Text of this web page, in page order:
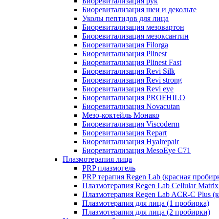
Биоревитализация шеи и декольте
Уколы пептидов для лица
Биоревитализация мезовартон
Биоревитализация мезоксантин
Биоревитализация Filorga
Биоревитализация Plinest
Биоревитализация Plinest Fast
Биоревитализация Revi Silk
Биоревитализация Revi strong
Биоревитализация Revi eye
Биоревитализация PROFHILO
Биоревитализация Novacutan
Мезо-коктейль Монако
Биоревитализация Viscoderm
Биоревитализация Repart
Биоревитализация Hyalrepair
Биоревитализация MesoEye C71
Плазмотерапия лица
PRP плазмогель
PRP терапия Regen Lab (красная
Плазмотерапия Regen Lab Cellular
Плазмотерапия Regen Lab ACR-C Plus
Плазмотерапия для лица (1 пробирка)
Плазмотерапия для лица (2 пробирки)